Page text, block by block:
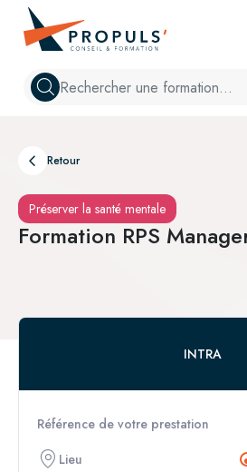
Chercher
Propuls' : Votre partenaire en
Retour
Préserver la santé mentale
Formation RPS
INTRA
Référence de votre prestation
Lieu